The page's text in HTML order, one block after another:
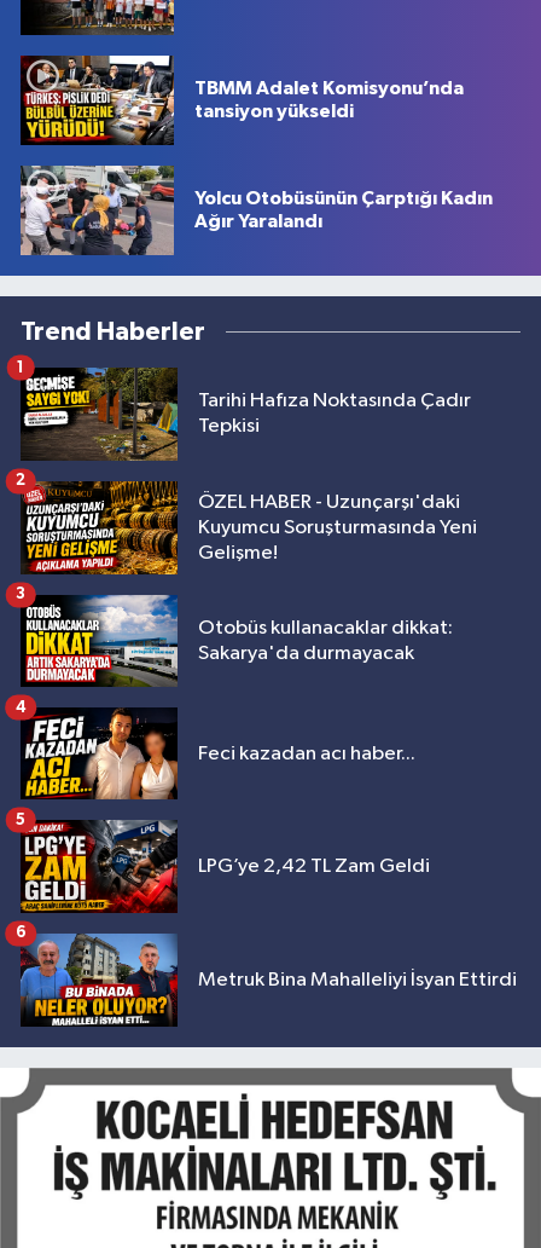
TBMM Adalet Komisyonu’nda
tansiyon yükseldi
Yolcu Otobüsünün Çarptığı Kadın
Ağır Yaralandı
Trend Haberler
Tarihi Hafıza Noktasında Çadır
Tepkisi
1
ÖZEL HABER - Uzunçarşı'daki
Kuyumcu Soruşturmasında Yeni
Gelişme!
2
Otobüs kullanacaklar dikkat:
Sakarya'da durmayacak
3
Feci kazadan acı haber...
4
LPG’ye 2,42 TL Zam Geldi
5
Metruk Bina Mahalleliyi İsyan Ettirdi
6